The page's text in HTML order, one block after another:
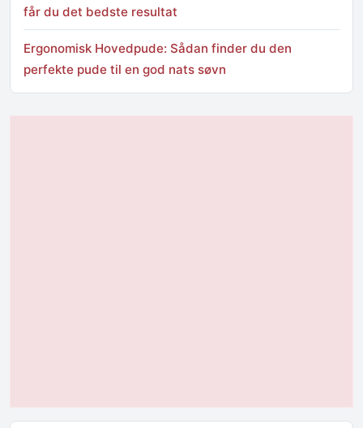
får du det bedste resultat
Ergonomisk Hovedpude: Sådan finder du den
perfekte pude til en god nats søvn